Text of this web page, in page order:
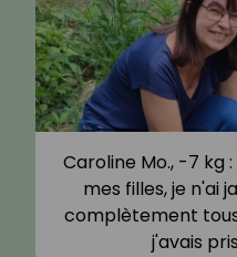
Caroline Mo., -7 kg
mes filles, je n'ai
complètement
j'avais